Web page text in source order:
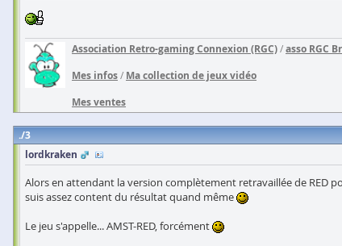
Association Retro-gaming Connexion (RGC)/asso RGC
Mes infos/ Ma collection de jeux vidéo
Mes ventes
3
lordkraken
Alors en attendant la version complètement retravaillée de RED
suis assez content du résultat quand même
Le jeu s'appelle... AMST-RED, forcément